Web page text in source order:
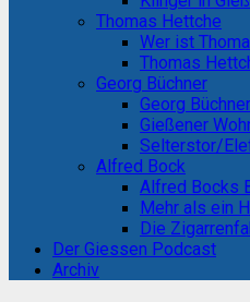
Thomas Hettche
Wer ist
Thomas
Georg Büchner
Georg Büchner
Gießener
Selterstor/
Alfred Bock
Alfred Bocks
Mehr als ein
Die
Der Giessen Podcast
Archiv